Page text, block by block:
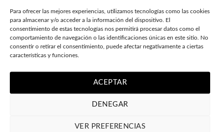
Para ofrecer las mejores experiencias, utilizamos tecnologías como las cookies
para almacenar y/o acceder a la información del dispositivo. El
consentimiento de estas tecnologías nos permitirá procesar datos como el
comportamiento de navegación o las identificaciones únicas en este sitio. No
consentir o retirar el consentimiento, puede afectar negativamente a ciertas
características y funciones.
ACEPTAR
DENEGAR
VER PREFERENCIAS
profesora de parvulario que ha acabado haciéndose cargo de una
familia excéntrica . La aparición en su vida de Pioter Cherbakov, el
hombre que asiste a su padre en el laboratorio,cambiará la vida de
Kate. El resultado es esta deliciosa novela sobre encontrar nuestro
lugar en el mundo.